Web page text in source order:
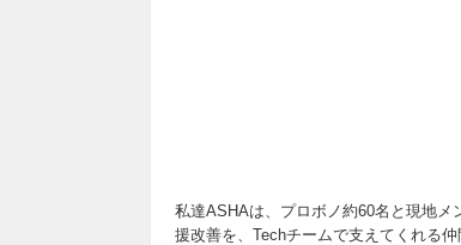
私達ASHAは、プロボノ約60名と現地
援改善を、Techチームで支えてくれる仲